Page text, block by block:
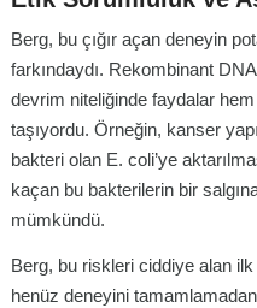
Berg, bu çığır açan deneyin
farkındaydı. Rekombinant
devrim niteliğinde faydalar
taşıyordu. Örneğin, kanser
bakteri olan E. coli’ye
kaçan bu bakterilerin bir
mümkündü.
Berg, bu riskleri ciddiye alan ilk
henüz deneyini